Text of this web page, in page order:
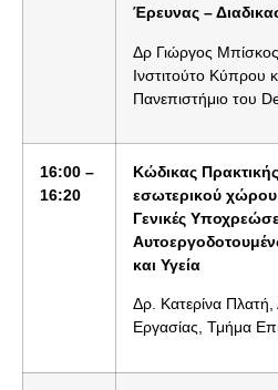
Έρευνας –
Δρ Γιώργος
Ινστιτούτο Κύπρου
Πανεπιστήμιο του
16:00 –
16:20
Κώδικας
εσωτερικού
Γενικές
και Υγεία
Δρ. Κατερίνα
Εργασίας, Τμήμα